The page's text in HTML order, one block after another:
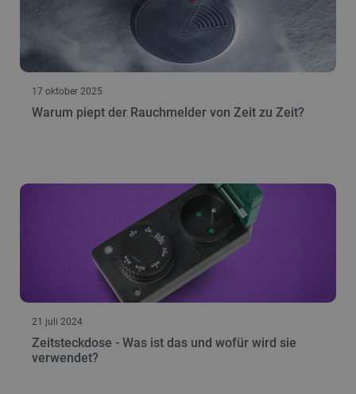
17 oktober 2025
Warum piept der Rauchmelder von Zeit zu Zeit?
21 juli 2024
Zeitsteckdose - Was ist das und wofür wird sie
verwendet?